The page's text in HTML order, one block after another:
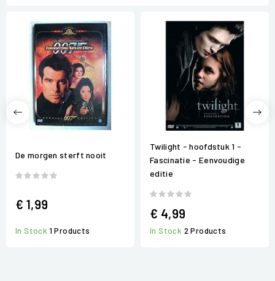
De morgen sterft nooit
€ 1,99
In Stock 1 Products
Twilight - hoofdstuk 1 -
Fascinatie - Eenvoudige
editie
€ 4,99
In Stock 2 Products